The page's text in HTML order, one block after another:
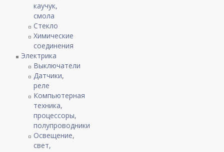
каучук,
смола
Стекло
Химические
соединения
Электрика
Выключатели
Датчики,
реле
Компьютерная
техника,
процессоры,
полупроводники
Освещение,
свет,